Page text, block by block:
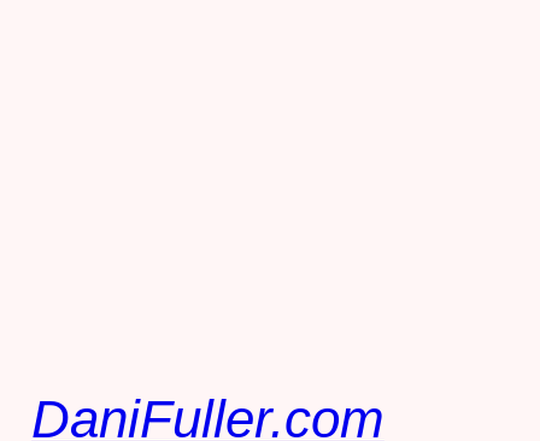
DaniFuller.com